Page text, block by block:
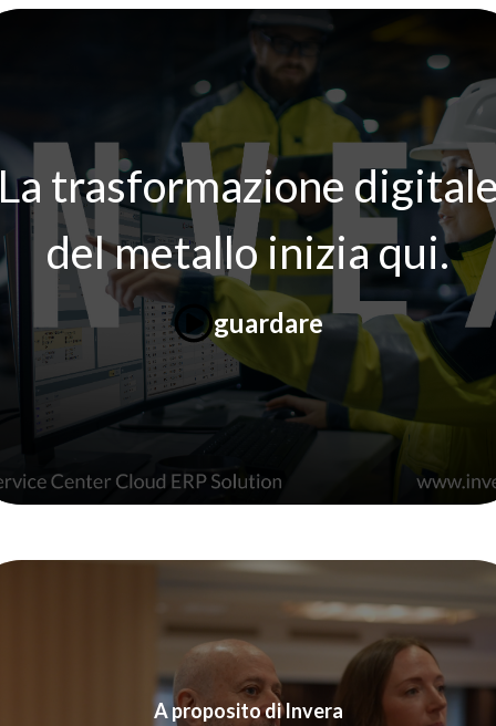
trasformazione
del metallo inizia qui.
guardare
A proposito di Invera